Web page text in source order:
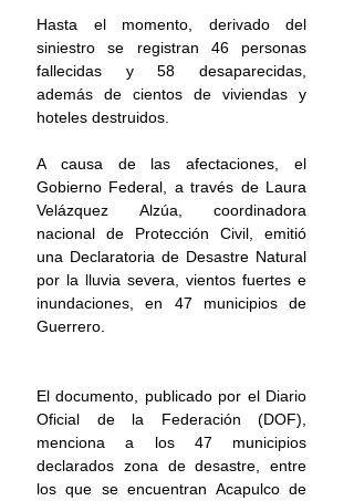
Hasta el momento, derivado del
siniestro se registran 46 personas
fallecidas y 58 desaparecidas,
además de cientos de viviendas y
hoteles destruidos
A causa de las afectaciones, el
Gobierno Federal, a través de Laura
Velázquez Alzúa, coordinadora
nacional de Protección Civil, emitió
una Declaratoria de Desastre Natural
por la lluvia severa, vientos fuertes e
Guerrero
El documento, publicado por el Diario
Oficial de la Federación (DOF)
menciona a los 47 municipios
declarados zona de desastre, entre
los que se encuentran Acapulco de